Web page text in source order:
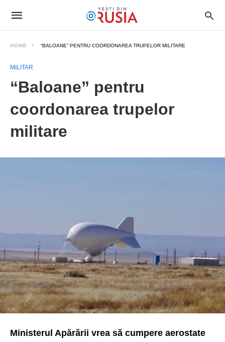
HOME “BALOANE” PENTRU COORDONAREA TRUPELOR MILITARE
MILITAR
“Baloane” pentru
coordonarea trupelor
militare
Ministerul Apărării vrea să cumpere aerostate